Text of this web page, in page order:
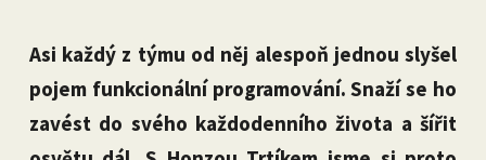
Asi každý z týmu od něj alespoň jednou slyšel
pojem funkcionální programování. Snaží se ho
zavést do svého každodenního života a šířit